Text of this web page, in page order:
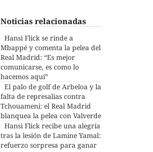
Noticias relacionadas
Hansi Flick se rinde a
Mbappé y comenta la pelea del
Real Madrid: “Es mejor
comunicarse, es como lo
hacemos aquí”
El palo de golf de Arbeloa y la
falta de represalias contra
Tchouameni: el Real Madrid
blanquea la pelea con Valverde
Hansi Flick recibe una alegría
tras la lesión de Lamine Yamal:
refuerzo sorpresa para ganar